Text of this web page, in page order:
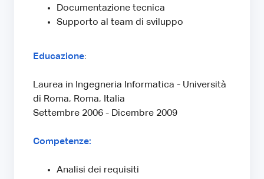
Documentazione tecnica
Supporto al team di sviluppo
Educazione:
Laurea in Ingegneria Informatica - Università
di Roma, Roma, Italia
Settembre 2006 - Dicembre 2009
Competenze:
Analisi dei requisiti